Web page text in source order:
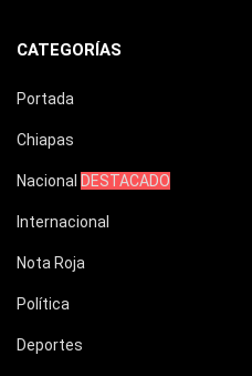
CATEGORÍAS
Portada
Chiapas
Nacional DESTACADO
Internacional
Nota Roja
Política
Deportes